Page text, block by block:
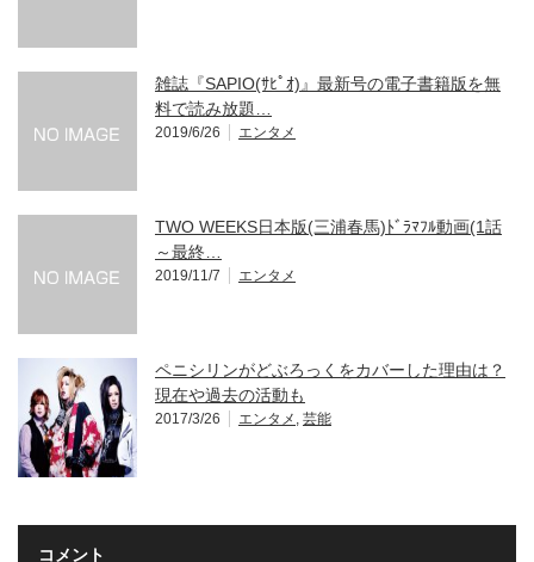
雑誌『SAPIO(ｻﾋﾟｵ)』最新号の電子書籍版を無
料で読み放題…
2019/6/26 エンタメ
TWO WEEKS日本版(三浦春馬)ﾄﾞﾗﾏﾌﾙ動画(1話
～最終…
2019/11/7 エンタメ
ペニシリンがどぶろっくをカバーした理由は？
現在や過去の活動も
2017/3/26 エンタメ , 芸能
コメント